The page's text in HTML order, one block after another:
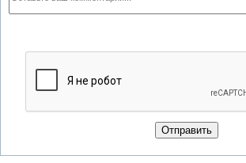
Отправить